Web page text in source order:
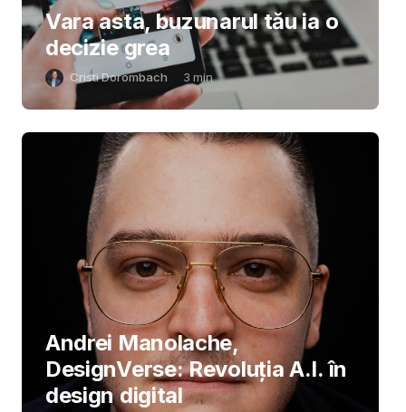
Vara asta, buzunarul tău ia o
decizie grea
Cristi Dorombach 3 min
Andrei Manolache,
DesignVerse: Revoluția A.I. în
design digital